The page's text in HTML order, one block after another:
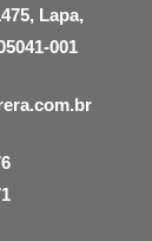
Lapa,
001